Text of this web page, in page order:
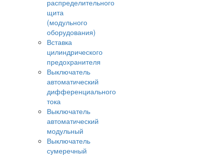
распределительного
щита
(модульного
оборудования)
Вставка
цилиндрического
предохранителя
Выключатель
автоматический
дифференциального
тока
Выключатель
автоматический
модульный
Выключатель
сумеречный